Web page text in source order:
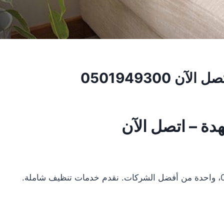
– اتصل الآن
نحن في شركة تنظيف كنب في النهدة 0501949300، واحدة من أفضل الشركات. نقدم خدمات تنظيف شاملة.